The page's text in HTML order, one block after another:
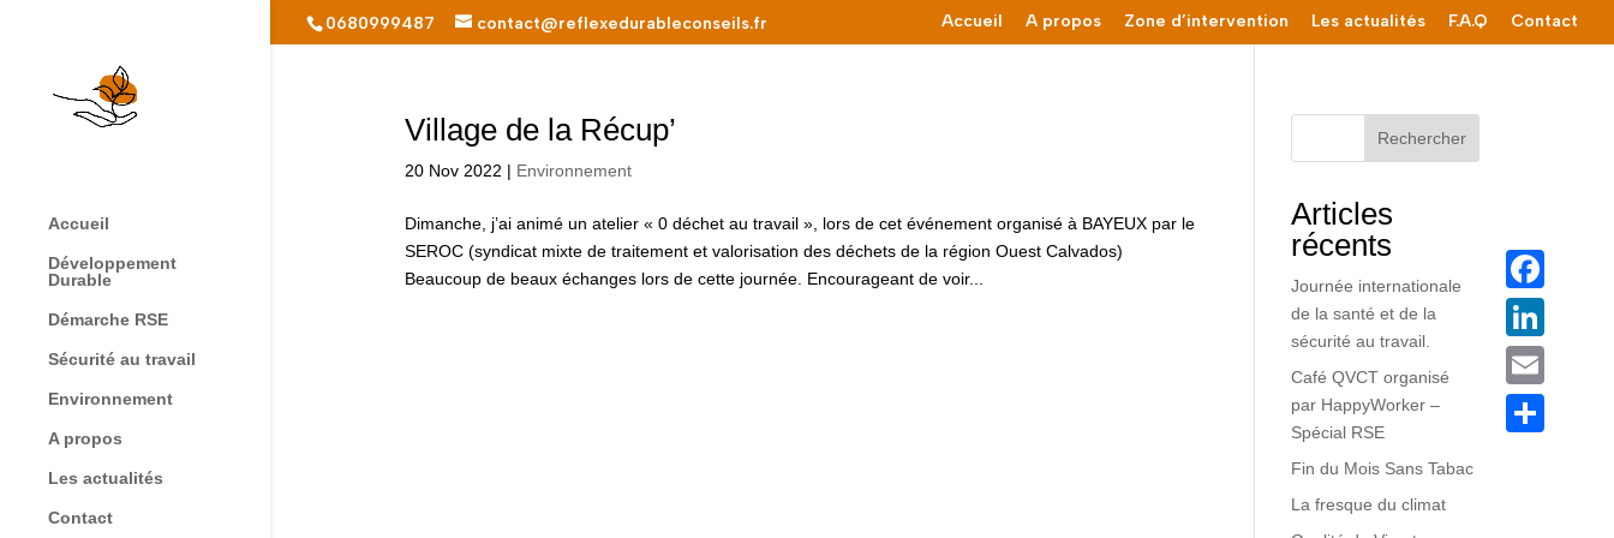
0680999487 contact@reflexedurableconseils.fr Accueil A propos Zone d’intervention Les actualités F.A.Q Contact
Accueil
Développement
Durable
Démarche RSE
Sécurité au travail
Environnement
A propos
Les actualités
Contact
Village de la Récup’
20 Nov 2022 | Environnement
Dimanche, j’ai animé un atelier « 0 déchet au travail », lors de cet événement organisé à BAYEUX par le
SEROC (syndicat mixte de traitement et valorisation des déchets de la région Ouest Calvados)
Beaucoup de beaux échanges lors de cette journée. Encourageant de voir...
Rechercher
Articles
récents
Journée internationale
de la santé et de la
sécurité au travail.
Café QVCT organisé
par HappyWorker –
Spécial RSE
Fin du Mois Sans Tabac
La fresque du climat
Facebook
LinkedIn
Email